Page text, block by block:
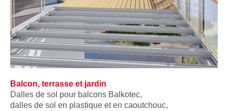
Balcon, terrasse et jardin
Dalles de sol pour balcons Balkotec,
dalles de sol en plastique et en caoutchouc,